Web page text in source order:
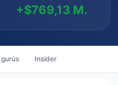
+$769,13 M.
Insider